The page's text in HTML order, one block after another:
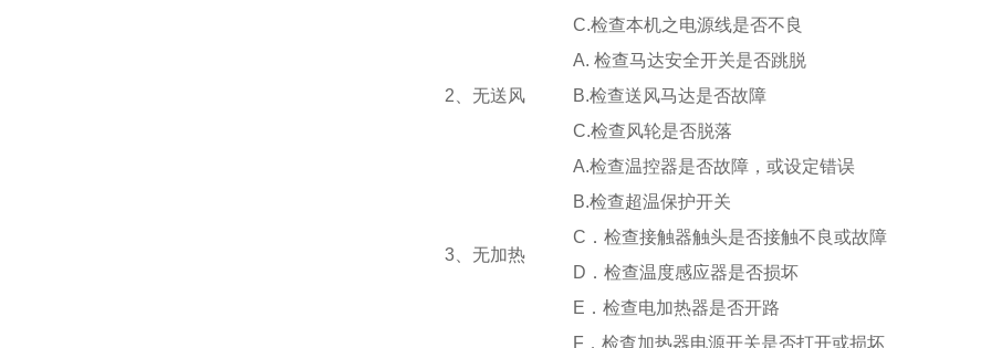
C.检查本机之电源线是否不良
2、无送风
A. 检查马达安全开关是否跳脱
B.检查送风马达是否故障
C.检查风轮是否脱落
3、无加热
A.检查温控器是否故障，或设定错误
B.检查超温保护开关
C ． 检查接触器触头是否接触不良或故障
D ． 检查温度感应器是否损坏
E．检查电加热器是否开路
F． 检查加热器电源开关是否打开或损坏